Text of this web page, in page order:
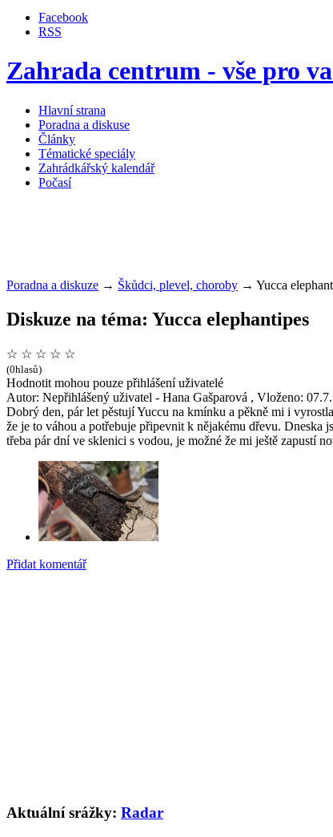
Facebook
RSS
Zahrada centrum - vše pro
Hlavní strana
Poradna a diskuse
Články
Tématické speciály
Zahrádkářský kalendář
Počasí
Poradna a diskuze → Škůdci, plevel, choroby → Yucca
Diskuze na téma: Yucca elephantipes
☆ ☆ ☆ ☆ ☆
(0hlasů)
Hodnotit mohou pouze přihlášení uživatelé
Autor: Nepřihlášený uživatel - Hana Gašparová , Vloženo:
Dobrý den, pár let pěstují Yuccu na kmínku a pěkně mi i
že je to váhou a potřebuje připevnit k nějakému dřevu. Dneska
třeba pár dní ve sklenici s vodou, je možné že mi ještě zapustí
Přidat komentář
Aktuální srážky: Radar